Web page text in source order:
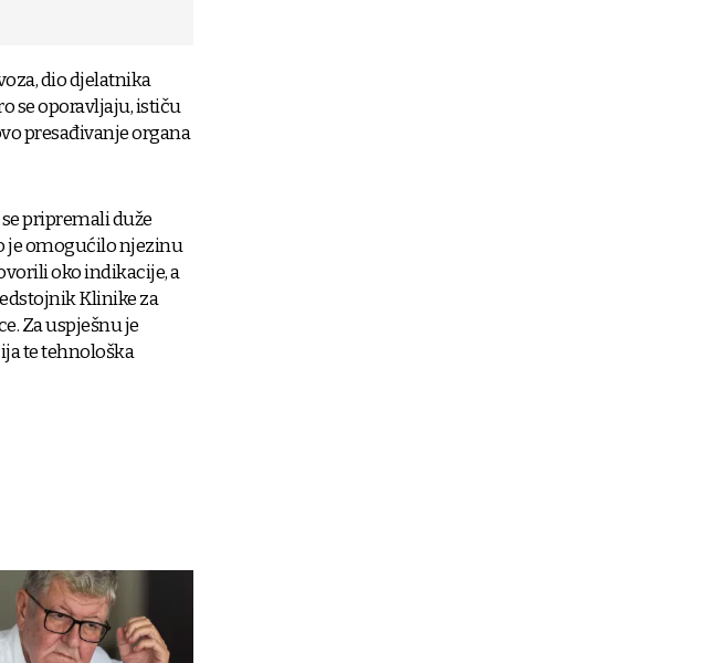
dio djelatnika
se oporavljaju, ističu
presađivanje organa
pripremali duže
je omogućilo njezinu
oko indikacije, a
Klinike za
Za uspješnu je
te tehnološka